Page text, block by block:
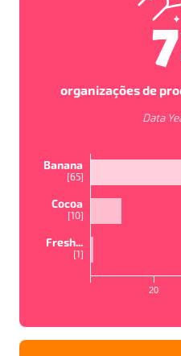
organizações de
Data
Banana
[65]
Cocoa
[10]
Fresh...
[1]
20
Política de privacidade
your device. To learn